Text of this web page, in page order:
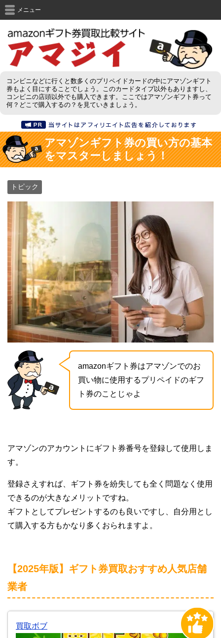
コンビニなどに行くと数多くのプリペイドカードの中にアマゾンギフト
券もよく目にすることでしょう。このカードタイプ以外もありますし、
コンビニの店頭以外でも購入できます。ここではアマゾンギフト券って
何？どこで購入するの？を見ていきましょう。
メニュー
アマゾンギフト券の買い方の基本
をマスターしましょう！
トピック
amazonギフト券はアマゾンでのお
買い物に使用するプリペイドのギフ
ト券のことじゃよ
アマゾンのアカウントにギフト券番号を登録して使用しま
す。
登録さえすれば、ギフト券を紛失しても全く問題なく使用
できるのが大きなメリットですね。
ギフトとしてプレゼントするのも良いですし、自分用とし
て購入する方もかなり多くおられますよ。
【2025年版】ギフト券買取おすすめ人気店舗
業者
買取ボブ